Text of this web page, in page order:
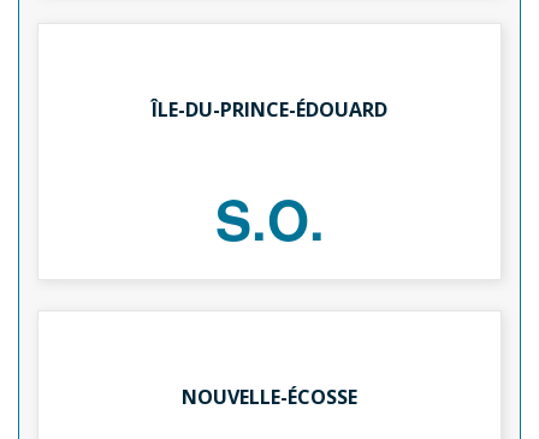
ÎLE-DU-PRINCE-ÉDOUARD
S.O.
NOUVELLE-ÉCOSSE